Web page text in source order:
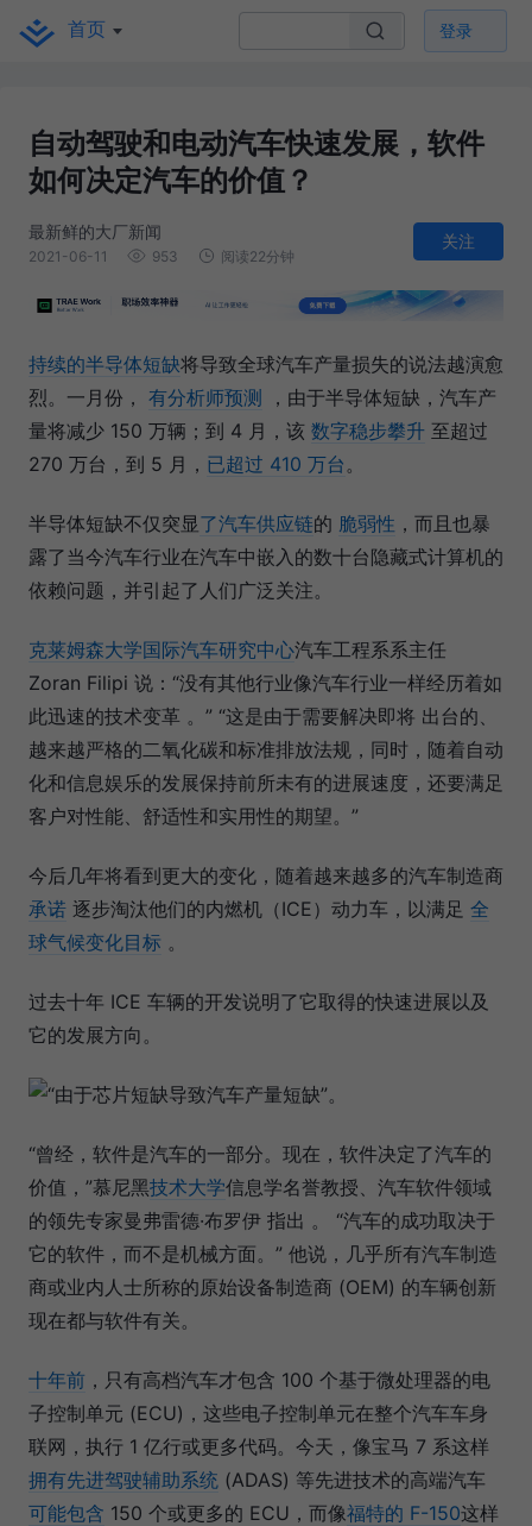
首页 登录
自动驾驶和电动汽车快速发展，软件
如何决定汽车的价值？
最新鲜的大厂新闻
2021-06-11 953 阅读22分钟
关注
持续的半导体短缺将导致全球汽车产量损失的说法越演愈
烈。一月份， 有分析师预测
，由于半导体短缺，汽车产
量将减少 150 万辆；到 4 月，该 数字稳步攀升 至超过
270 万台，到 5 月， 已超过 410 万台。
半导体短缺不仅突显了汽车供应链的 脆弱性 ，而且也暴
露了当今汽车行业在汽车中嵌入的数十台隐藏式计算机的
依赖问题，并引起了人们广泛关注。
克莱姆森大学国际汽车研究中心汽车工程系系主任
Zoran Filipi 说：“没有其他行业像汽车行业一样经历着如
此迅速的技术变革 。” “这是由于需要解决即将 出台的、
越来越严格的二氧化碳和标准排放法规，同时，随着自动
化和信息娱乐的发展保持前所未有的进展速度，还要满足
客户对性能、舒适性和实用性的期望。”
今后几年将看到更大的变化，随着越来越多的汽车制造商
承诺 逐步淘汰他们的内燃机（ICE）动力车，以满足 全
球气候变化目标 。
过去十年 ICE 车辆的开发说明了它取得的快速进展以及
它的发展方向。
“曾经，软件是汽车的一部分。现在，软件决定了汽车的
价值，”慕尼黑技术大学信息学名誉教授、汽车软件领域
的领先专家曼弗雷德·布罗伊 指出 。 “汽车的成功取决于
它的软件，而不是机械方面。” 他说，几乎所有汽车制造
商或业内人士所称的原始设备制造商 (OEM) 的车辆创新
现在都与软件有关。
十年前 ，只有高档汽车才包含 100 个基于微处理器的电
子控制单元 (ECU)，这些电子控制单元在整个汽车车身
联网，执行 1 亿行或更多代码。今天，像宝马 7 系这样
拥有先进驾驶辅助系统 (ADAS) 等先进技术的高端汽车
可能包含 150 个或更多的 ECU，而像福特的 F-150这样